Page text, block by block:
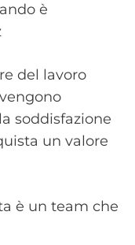
è
del lavoro
soddisfazione
un valore
è un team che